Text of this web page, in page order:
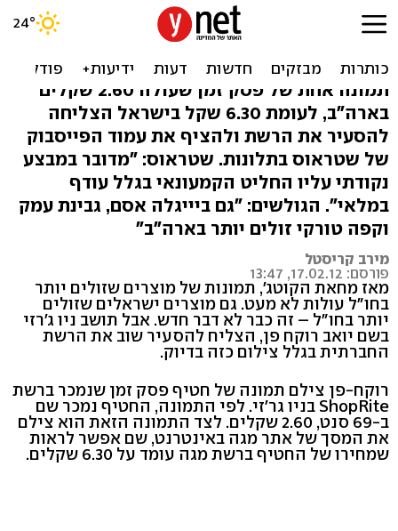
למה פסק זמן עולה רק 69 סנט
תמונה אחת של פסק זמן שעולה 2.60 שקלים
בארה"ב, לעומת 6.30 שקל בישראל הצליחה
להסעיר את הרשת ולהציף את עמוד הפייסבוק
של שטראוס בתלונות. שטראוס: "מדובר במבצע
נקודתי עליו החליט הקמעונאי בגלל עודף
במלאי". הגולשים: "גם ביייגלה אסם, גבינת עמק
וקפה טורקי זולים יותר בארה"ב"
מירב קריסטל
פורסם: 17.02.12, 13:47
מאז מחאת הקוטג', תמונות של מוצרים שזולים יותר
בחו"ל עולות לא מעט. גם מוצרים ישראלים שזולים
יותר בחו"ל – זה כבר לא דבר חדש. אבל תושב ניו ג'רזי
בשם יואב רוקח פן, הצליח להסעיר שוב את הרשת
החברתית בגלל צילום כזה בדיוק.
רוקח-פן צילם תמונה של חטיף פסק זמן שנמכר ברשת
ShopRite בניו גר'זי. לפי התמונה, החטיף נמכר שם
ב-69 סנט, 2.60 שקלים. לצד התמונה הזאת הוא צילם
את המסך של אתר מגה באינטרנט, שם אפשר לראות
שמחירו של החטיף ברשת מגה עומד על 6.30 שקלים.